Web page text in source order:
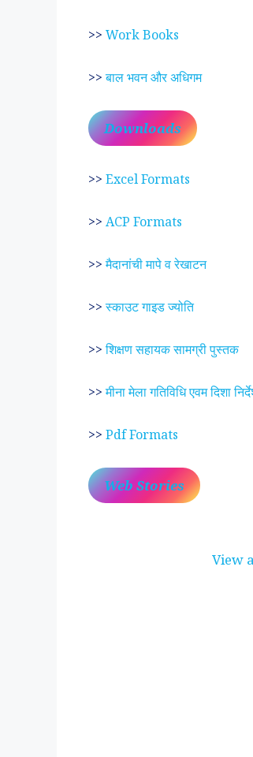
>> Work Books
>>बाल भवन और अधिगम
Downloads
>> Excel Formats
>> ACP Formats
>>मैदानांची मापे व रेखाटन
>>स्काउट गाइड ज्योति
>>शिक्षण सहायक सामग्री पुस्तक
>>मीना मेला गतिविधि एवम दिशा
>> Pdf Formats
Web Stories
View
करुणा व प्रेम का प्रतीक